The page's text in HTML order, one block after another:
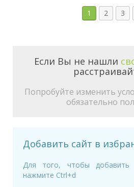
1 2 3
Если Вы не нашли
Попробуйте изменить
обязательно
Добавить сайт в
Для того, чтобы добавить
нажмите Ctrl+d